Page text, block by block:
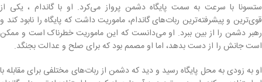
ستسونا با سرعت به سمت پایگاه دشمن پرواز می‌کرد. او با گاندام ، یکی از
قوی‌ترین و پیشرفته‌ترین ربات‌های گاندام، ماموریت داشت که پایگاه را نابود کند و
رهبر دشمن را از بین ببرد. او می‌دانست که این ماموریت خطرناک است و ممکن
است جانش را از دست بدهد، اما او مصمم بود که برای صلح و عدالت بجنگد.
او به زودی به محل پایگاه رسید و دید که دشمن از ربات‌های مختلفی برای مقابله با